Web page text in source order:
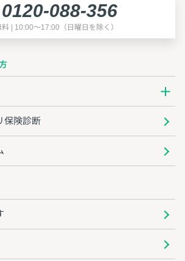
0120-088-356
| 10:00～17:00（日曜日を除く）
保険診断